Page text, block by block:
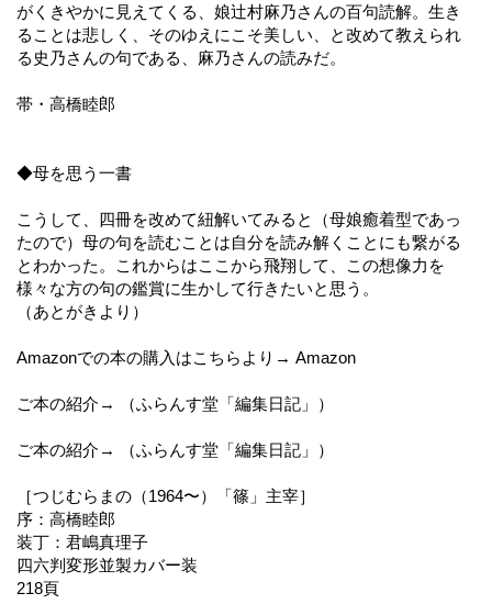
がくきやかに見えてくる、娘辻村麻乃さんの百句読解。生き
ることは悲しく、そのゆえにこそ美しい、と改めて教えられ
る史乃さんの句である、麻乃さんの読みだ。
帯・高橋睦郎
◆母を思う一書
こうして、四冊を改めて紐解いてみると（母娘癒着型であっ
たので）母の句を読むことは自分を読み解くことにも繋がる
とわかった。これからはここから飛翔して、この想像力を
様々な方の句の鑑賞に生かして行きたいと思う。
（あとがきより）
Amazonでの本の購入はこちらより→ Amazon
ご本の紹介→ （ふらんす堂「編集日記」）
ご本の紹介→ （ふらんす堂「編集日記」）
［つじむらまの（1964〜）「篠」主宰］
序：高橋睦郎
装丁：君嶋真理子
四六判変形並製カバー装
218頁